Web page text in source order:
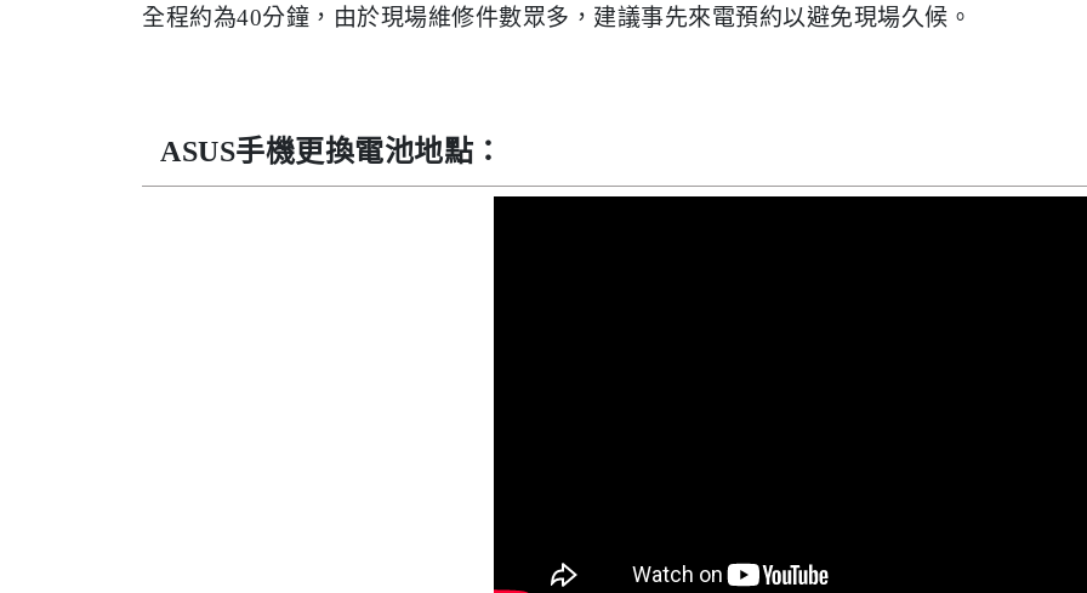
全程約為40分鐘，由於現場維修件數眾多，建議事先來電預約以避免現場久候。
ASUS手機更換電池地點：